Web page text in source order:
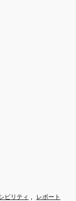
ビリティ , レポート